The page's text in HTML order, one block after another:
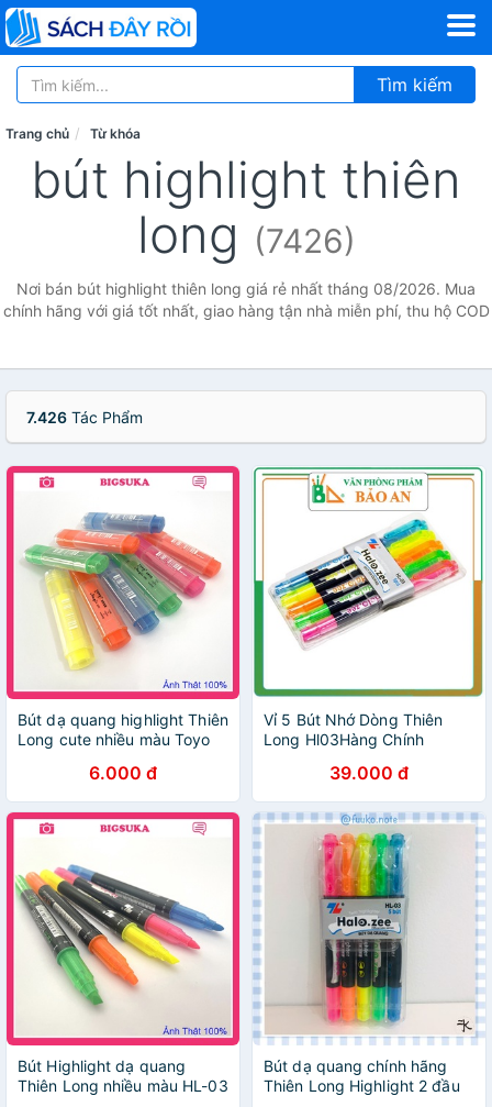
Tìm kiếm
Trang chủ Từ khóa
bút highlight thiên
long (7426)
Nơi bán bút highlight thiên long giá rẻ nhất tháng 08/2026. Mua
chính hãng với giá tốt nhất, giao hàng tận nhà miễn phí, thu hộ COD
7.426 Tác Phẩm
Bút dạ quang highlight Thiên
Long cute nhiều màu Toyo
6.000 đ
Vỉ 5 Bút Nhớ Dòng Thiên
Long Hl03Hàng Chính
39.000 đ
Bút Highlight dạ quang
Thiên Long nhiều màu HL-03
Bút dạ quang chính hãng
Thiên Long Highlight 2 đầu